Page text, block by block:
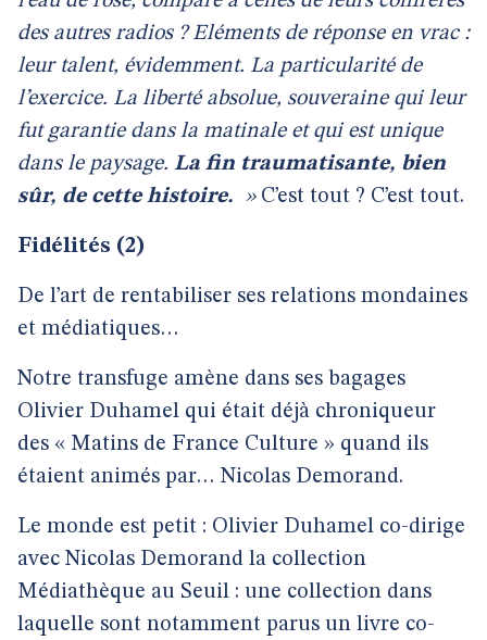
des autres radios ? Eléments de réponse en vrac :
leur talent, évidemment. La particularité de
l’exercice. La liberté absolue, souveraine qui leur
fut garantie dans la matinale et qui est unique
dans le paysage. La fin traumatisante, bien
sûr, de cette histoire. »C’est tout ? C’est tout.
Fidélités (2)
De l’art de rentabiliser ses relations mondaines
et médiatiques…
Notre transfuge amène dans ses bagages
Olivier Duhamel qui était déjà chroniqueur
des « Matins de France Culture » quand ils
étaient animés par… Nicolas Demorand.
Le monde est petit : Olivier Duhamel co-dirige
avec Nicolas Demorand la collection
Médiathèque au Seuil : une collection dans
laquelle sont notamment parus un livre co-